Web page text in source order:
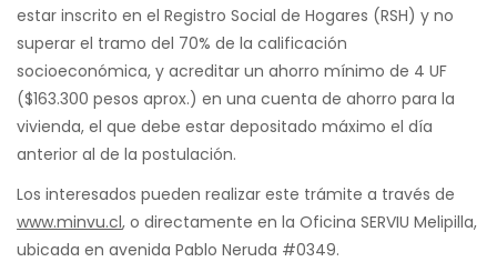
estar inscrito en el Registro Social de Hogares (RSH) y no
superar el tramo del 70% de la calificación
socioeconómica, y acreditar un ahorro mínimo de 4 UF
($163.300 pesos aprox.) en una cuenta de ahorro para la
vivienda, el que debe estar depositado máximo el día
anterior al de la postulación.
Los interesados pueden realizar este trámite a través de
www.minvu.cl, o directamente en la Oficina SERVIU Melipilla,
ubicada en avenida Pablo Neruda #0349.